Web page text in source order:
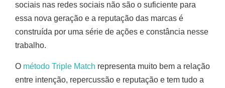
sociais nas redes sociais não são o suficiente para
essa nova geração e a reputação das marcas é
construída por uma série de ações e constância nesse
trabalho.
O método Triple Match representa muito bem a relação
entre intenção, repercussão e reputação e tem tudo a